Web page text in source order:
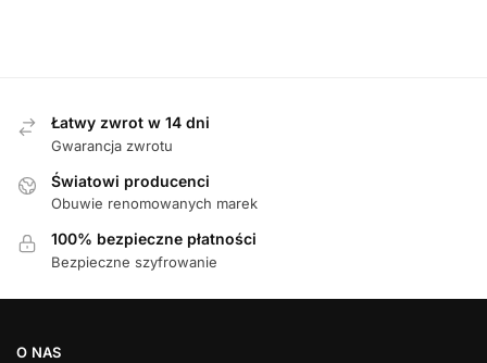
Łatwy zwrot w 14 dni
Gwarancja zwrotu
Światowi producenci
Obuwie renomowanych marek
100% bezpieczne płatności
Bezpieczne szyfrowanie
O NAS